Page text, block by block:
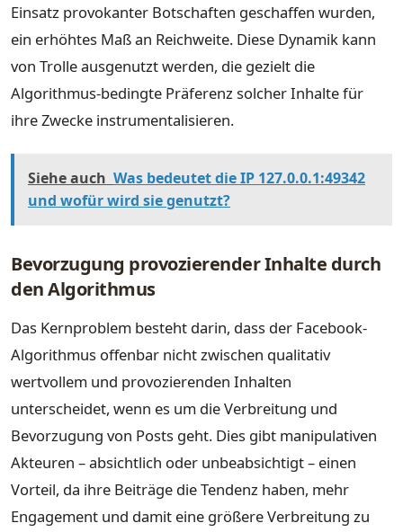
Einsatz provokanter Botschaften geschaffen wurden,
ein erhöhtes Maß an Reichweite. Diese Dynamik kann
von Trolle ausgenutzt werden, die gezielt die
Algorithmus-bedingte Präferenz solcher Inhalte für
ihre Zwecke instrumentalisieren.
Siehe auch Was bedeutet die IP 127.0.0.1:49342
und wofür wird sie genutzt?
Bevorzugung provozierender Inhalte durch
den Algorithmus
Das Kernproblem besteht darin, dass der Facebook-
Algorithmus offenbar nicht zwischen qualitativ
wertvollem und provozierenden Inhalten
unterscheidet, wenn es um die Verbreitung und
Bevorzugung von Posts geht. Dies gibt manipulativen
Akteuren – absichtlich oder unbeabsichtigt – einen
Vorteil, da ihre Beiträge die Tendenz haben, mehr
Engagement und damit eine größere Verbreitung zu